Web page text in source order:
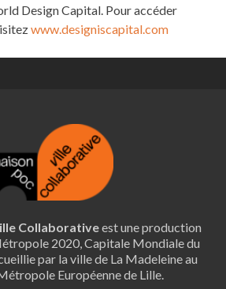
Design Capital. Pour accéder
www.designiscapital.com
Collaborativeest une production
2020, Capitale Mondiale du
par la ville de La Madeleine au
Européenne de Lille.